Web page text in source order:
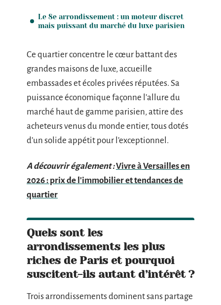
Le 8e arrondissement : un moteur discret
mais puissant du marché du luxe parisien
Ce quartier concentre le cœur battant des
grandes maisons de luxe, accueille
embassades et écoles privées réputées. Sa
puissance économique façonne l’allure du
marché haut de gamme parisien, attire des
acheteurs venus du monde entier, tous dotés
d’un solide appétit pour l’exceptionnel.
A découvrir également :Vivre à Versailles en
2026 : prix de l'immobilier et tendances de
quartier
Quels sont les
arrondissements les plus
riches de Paris et pourquoi
suscitent-ils autant d’intérêt ?
Trois arrondissements dominent sans partage